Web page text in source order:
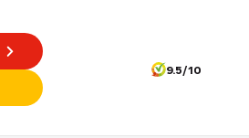
9.5/10